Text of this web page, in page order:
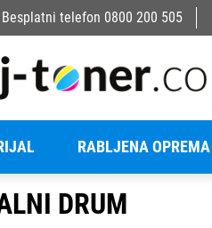
Besplatni telefon 0800 200 505
RABLJENA OPREMA
DRUM